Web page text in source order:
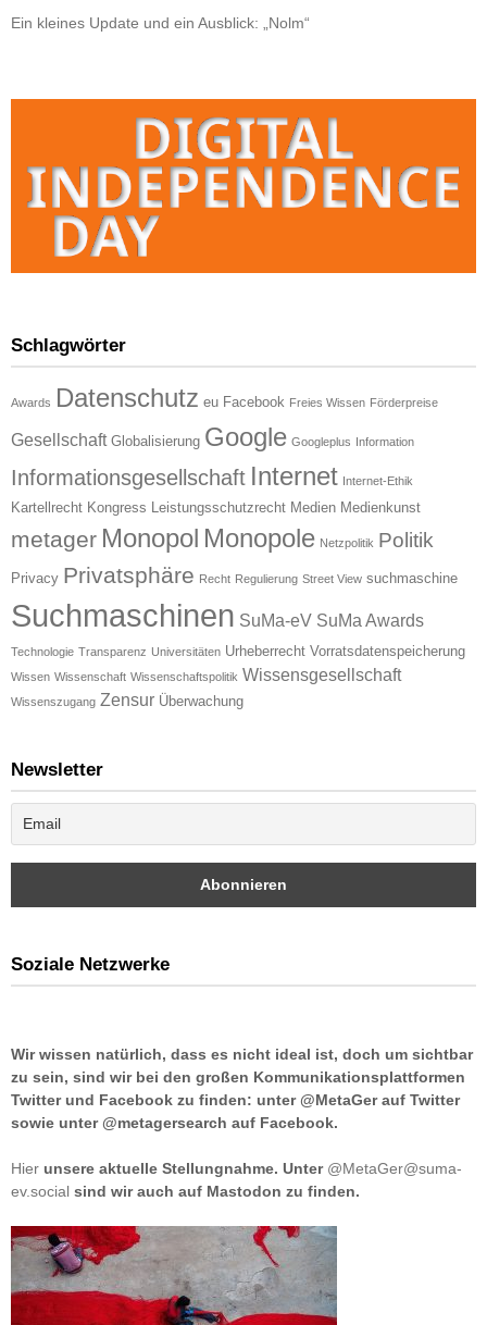
Ein kleines Update und ein Ausblick: „Nolm“
Schlagwörter
Awards Datenschutz eu Facebook Freies Wissen Förderpreise
Gesellschaft Globalisierung Google Googleplus Information
Informationsgesellschaft Internet Internet-Ethik
Kartellrecht Kongress Leistungsschutzrecht Medien Medienkunst
metager Monopol Monopole Netzpolitik Politik
Privacy Privatsphäre Recht Regulierung Street View suchmaschine
Suchmaschinen SuMa-eV SuMa Awards
Technologie Transparenz Universitäten Urheberrecht Vorratsdatenspeicherung
Wissen Wissenschaft Wissenschaftspolitik Wissensgesellschaft
Wissenszugang Zensur Überwachung
Newsletter
Soziale Netzwerke
Wir wissen natürlich, dass es nicht ideal ist, doch um sichtbar
zu sein, sind wir bei den großen Kommunikationsplattformen
Twitter und Facebook zu finden: unter @MetaGer auf Twitter
sowie unter @metagersearch auf Facebook.
Hier unsere aktuelle Stellungnahme. Unter @MetaGer@suma-
ev.social sind wir auch auf Mastodon zu finden.